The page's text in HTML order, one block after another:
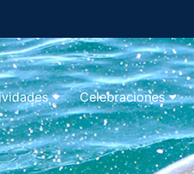
Celebraciones